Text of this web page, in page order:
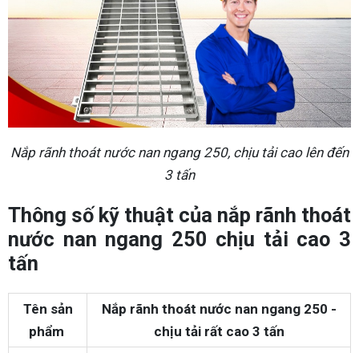
Nắp rãnh thoát nước nan ngang 250, chịu tải cao lên đến
3 tấn
Thông số kỹ thuật của nắp rãnh thoát
nước nan ngang 250 chịu tải cao 3
tấn
Tên sản
phẩm
Nắp rãnh thoát nước nan ngang 250 -
chịu tải rất cao 3 tấn